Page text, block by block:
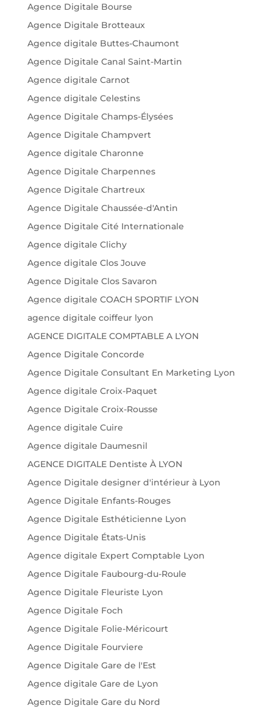
Agence Digitale Bourse
Agence Digitale Brotteaux
Agence digitale Buttes-Chaumont
Agence Digitale Canal Saint-Martin
Agence digitale Carnot
Agence digitale Celestins
Agence Digitale Champs-Élysées
Agence Digitale Champvert
Agence digitale Charonne
Agence Digitale Charpennes
Agence Digitale Chartreux
Agence Digitale Chaussée-d'Antin
Agence Digitale Cité Internationale
Agence digitale Clichy
Agence digitale Clos Jouve
Agence Digitale Clos Savaron
Agence digitale COACH SPORTIF LYON
agence digitale coiffeur lyon
AGENCE DIGITALE COMPTABLE A LYON
Agence Digitale Concorde
Agence Digitale Consultant En Marketing Lyon
Agence digitale Croix-Paquet
Agence Digitale Croix-Rousse
Agence digitale Cuire
Agence digitale Daumesnil
AGENCE DIGITALE Dentiste À LYON
Agence Digitale designer d'intérieur à Lyon
Agence Digitale Enfants-Rouges
Agence Digitale Esthéticienne Lyon
Agence Digitale États-Unis
Agence digitale Expert Comptable Lyon
Agence Digitale Faubourg-du-Roule
Agence Digitale Fleuriste Lyon
Agence Digitale Foch
Agence Digitale Folie-Méricourt
Agence Digitale Fourviere
Agence Digitale Gare de l'Est
Agence digitale Gare de Lyon
Agence Digitale Gare du Nord